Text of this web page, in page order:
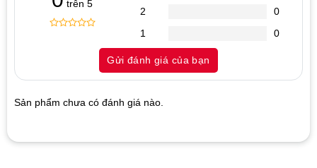
trên 5
customer
ratings
2
0
1
0
Gửi đánh giá của bạn
Sản phẩm chưa có đánh giá nào.
Hãy là người đánh giá đầu tiên cho sản phẩm “Cáp Vga 3m